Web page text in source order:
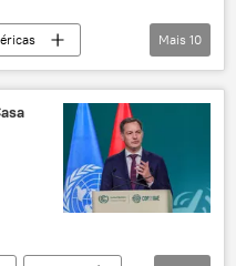
EUA
Mais 10